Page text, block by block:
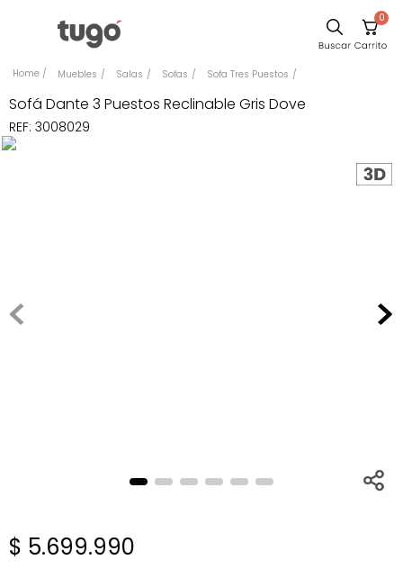
0
Muebles Salas Sofas Sofa Tres Puestos
Sofá Dante 3 Puestos Reclinable Gris Dove
REF: 3008029
$ 5.699.990
Comedor
Escritorio